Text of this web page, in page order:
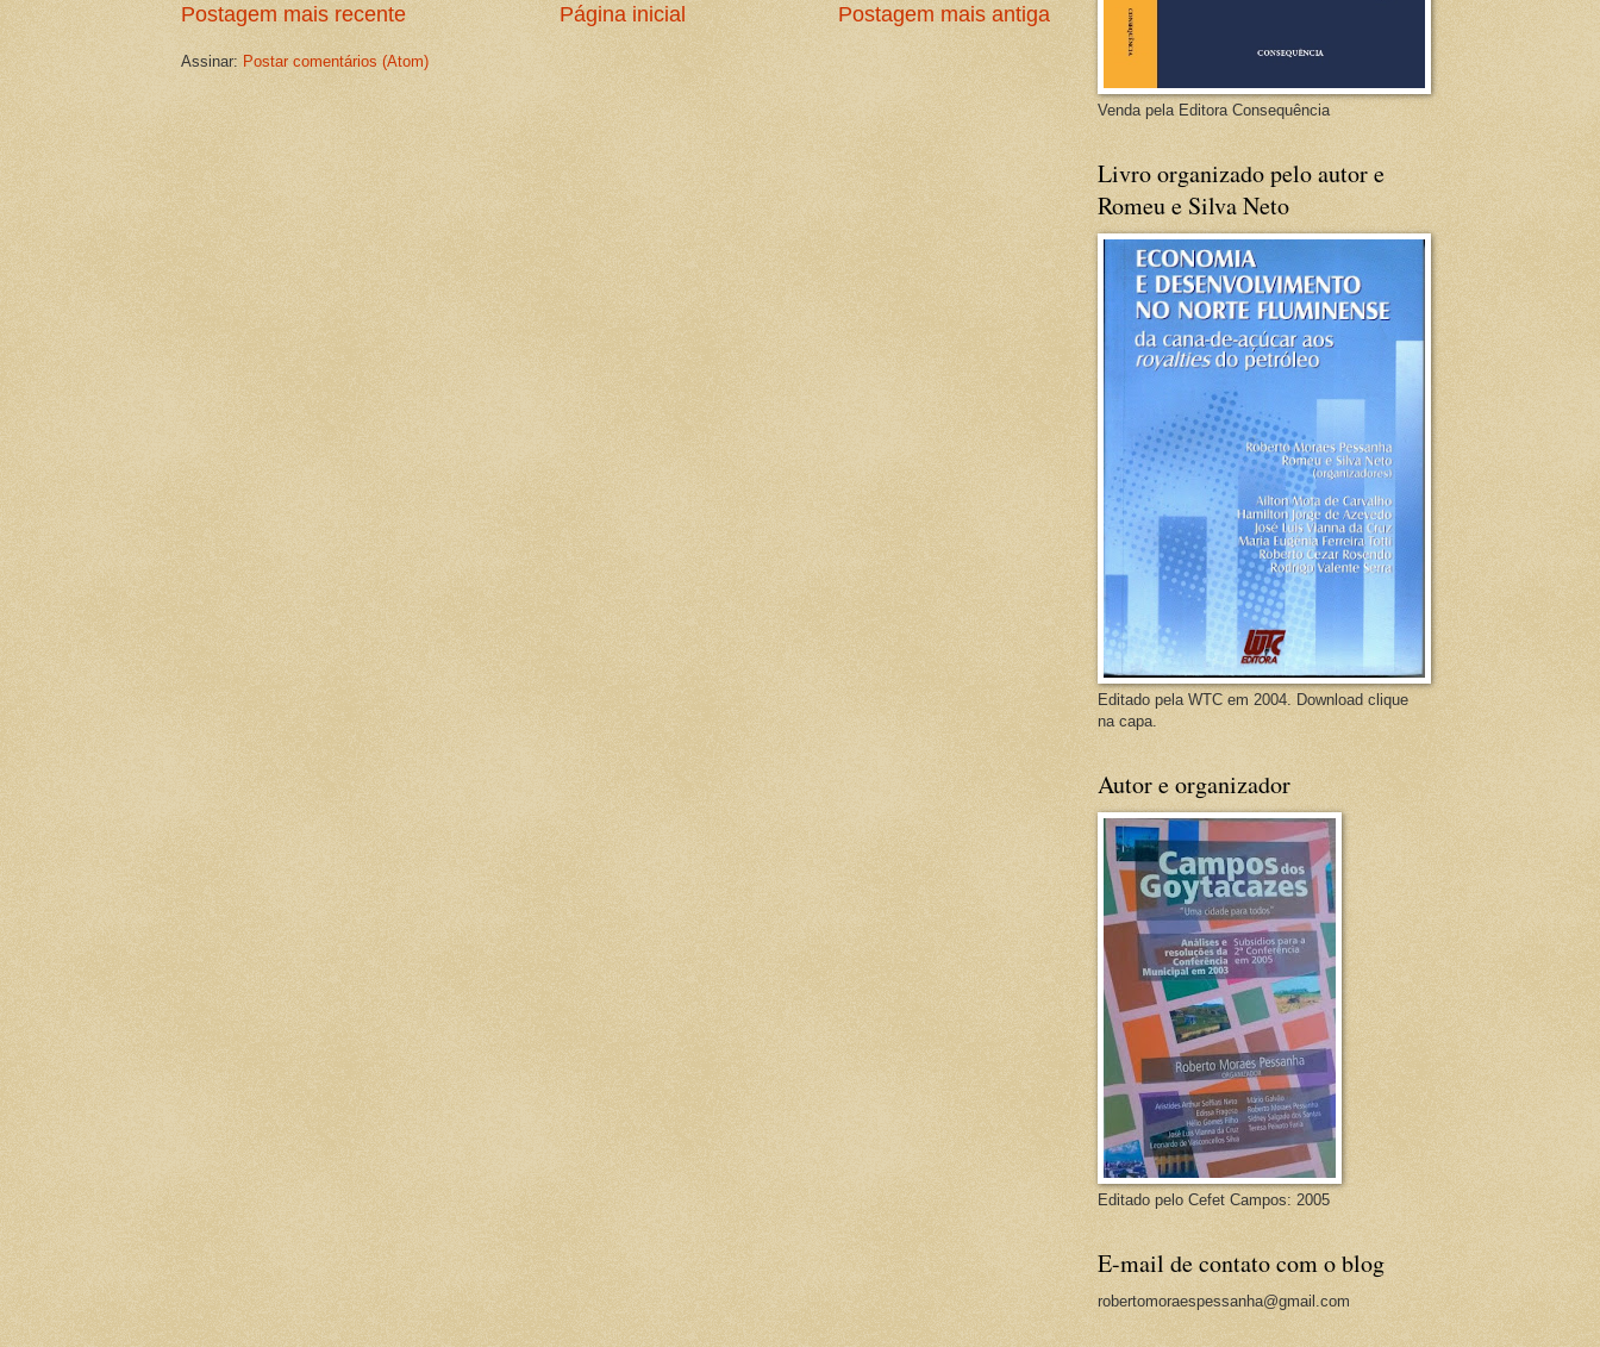
Postagem mais recente Postagem mais antiga
Página inicial
Assinar: Postar comentários (Atom)
Venda pela Editora Consequência
Livro organizado pelo autor e
Romeu e Silva Neto
Editado pela WTC em 2004. Download clique
na capa.
Autor e organizador
Editado pelo Cefet Campos: 2005
E-mail de contato com o blog
robertomoraespessanha@gmail.com